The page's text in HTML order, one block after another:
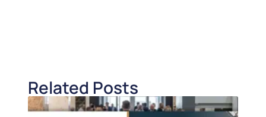
Related Posts